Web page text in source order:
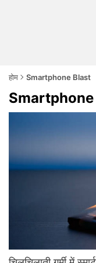
होम Smartphone Blast